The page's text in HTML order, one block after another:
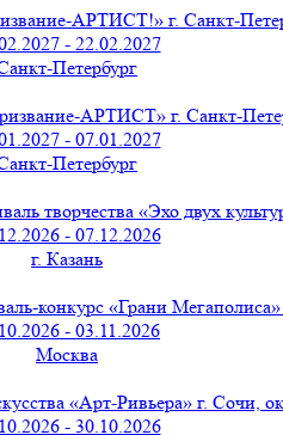
АРТИСТ!» г. Санкт-
- 22.02.2027
Петербург
АРТИСТ» г. Санкт-
- 07.01.2027
Петербург
«Эхо двух культур»
- 07.12.2026
г. Казань
«Грани Мегаполиса»
- 03.11.2026
Москва
«Арт-Ривьера» г. Сочи,
- 30.10.2026